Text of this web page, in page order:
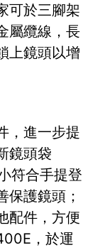
可於三腳架
屬纜線，長
上鏡頭以增
，進一步提
鏡頭袋
符合手提登
保護鏡頭；
配件，方便
，於運